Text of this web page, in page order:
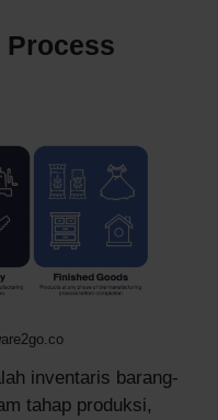
Process
inventaris barang-
tahap produksi,